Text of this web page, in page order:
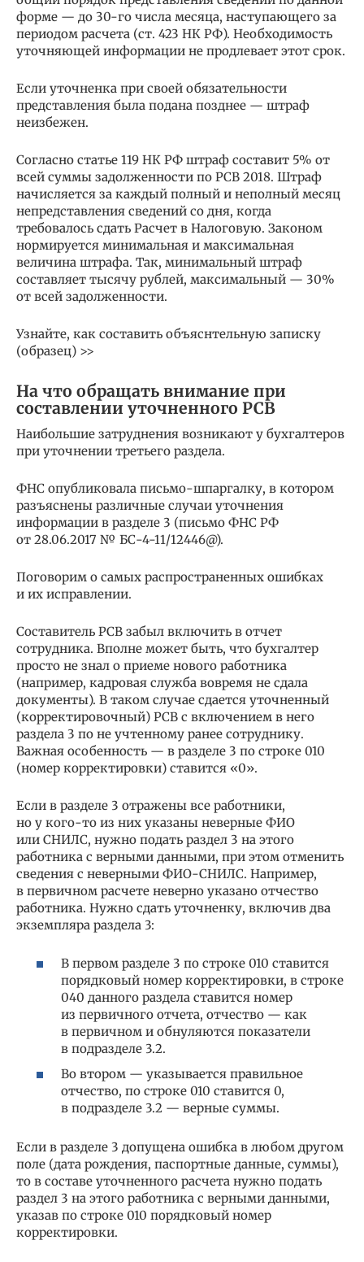
форме — до 30-го числа месяца, наступающего за
периодом расчета (ст. 423 НК РФ). Необходимость
уточняющей информации не продлевает этот срок.
Если уточненка при своей обязательности
представления была подана позднее — штраф
неизбежен.
Согласно статье 119 НК РФ штраф составит 5% от
всей суммы задолженности по РСВ 2018. Штраф
начисляется за каждый полный и неполный месяц
непредставления сведений со дня, когда
требовалось сдать Расчет в Налоговую. Законом
нормируется минимальная и максимальная
величина штрафа. Так, минимальный штраф
составляет тысячу рублей, максимальный — 30%
от всей задолженности.
Узнайте, как составить объяснтельную записку
(образец) >>
На что обращать внимание при
составлении уточненного РСВ
Наибольшие затруднения возникают у бухгалтеров
при уточнении третьего раздела.
ФНС опубликовала письмо-шпаргалку, в котором
разъяснены различные случаи уточнения
информации в разделе 3 (письмо ФНС РФ
от 28.06.2017 № БС-4-11/12446@).
Поговорим о самых распространенных ошибках
и их исправлении.
Составитель РСВ забыл включить в отчет
сотрудника. Вполне может быть, что бухгалтер
просто не знал о приеме нового работника
(например, кадровая служба вовремя не сдала
документы). В таком случае сдается уточненный
(корректировочный) РСВ с включением в него
раздела 3 по не учтенному ранее сотруднику.
Важная особенность — в разделе 3 по строке 010
(номер корректировки) ставится «0».
Если в разделе 3 отражены все работники,
но у кого-то из них указаны неверные ФИО
или СНИЛС, нужно подать раздел 3 на этого
работника с верными данными, при этом отменить
сведения с неверными ФИО-СНИЛС. Например,
в первичном расчете неверно указано отчество
работника. Нужно сдать уточненку, включив два
экземпляра раздела 3:
В первом разделе 3 по строке 010 ставится
порядковый номер корректировки, в строке
040 данного раздела ставится номер
из первичного отчета, отчество — как
в первичном и обнуляются показатели
в подразделе 3.2.
Во втором — указывается правильное
отчество, по строке 010 ставится 0,
в подразделе 3.2 — верные суммы.
Если в разделе 3 допущена ошибка в любом другом
поле (дата рождения, паспортные данные, суммы),
то в составе уточненного расчета нужно подать
раздел 3 на этого работника с верными данными,
указав по строке 010 порядковый номер
корректировки.